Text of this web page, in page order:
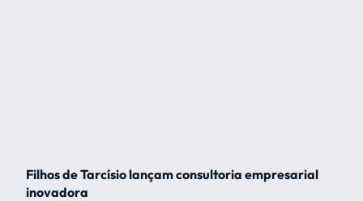
Filhos de Tarcísio lançam consultoria empresarial
inovadora